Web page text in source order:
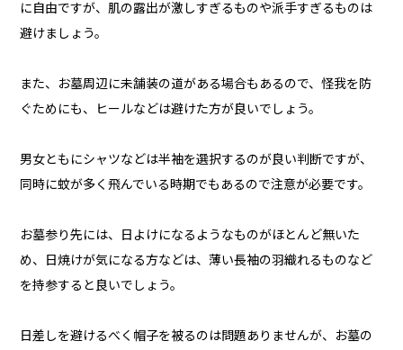
に自由ですが、肌の露出が激しすぎるものや派手すぎるものは
避けましょう。
また、お墓周辺に未舗装の道がある場合もあるので、怪我を防
ぐためにも、ヒールなどは避けた方が良いでしょう。
男女ともにシャツなどは半袖を選択するのが良い判断ですが、
同時に蚊が多く飛んでいる時期でもあるので注意が必要です。
お墓参り先には、日よけになるようなものがほとんど無いた
め、日焼けが気になる方などは、薄い長袖の羽織れるものなど
を持参すると良いでしょう。
日差しを避けるべく帽子を被るのは問題ありませんが、お墓の